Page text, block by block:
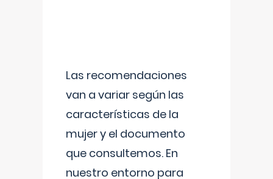
Las recomendaciones
van a variar según las
características de la
mujer y el documento
que consultemos. En
nuestro entorno para